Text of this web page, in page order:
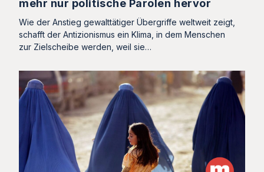
mehr nur politische Parolen hervor
Wie der Anstieg gewalttätiger Übergriffe weltweit zeigt,
schafft der Antizionismus ein Klima, in dem Menschen
zur Zielscheibe werden, weil sie…